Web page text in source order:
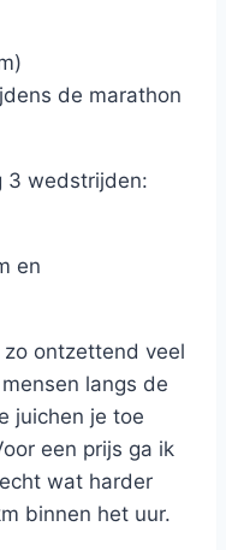
de marathon
3 wedstrijden:
en
ontzettend veel
langs de
juichen je toe
een prijs ga ik
wat harder
binnen het uur.